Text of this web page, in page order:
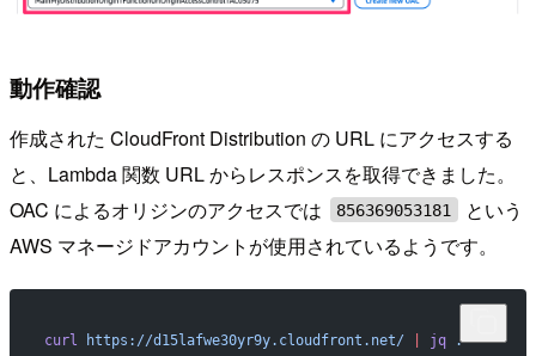
動作確認
作成された CloudFront Distribution の URL にアクセスする
と、Lambda 関数 URL からレスポンスを取得できました。
OAC によるオリジンのアクセスでは
856369053181
という
AWS マネージドアカウントが使用されているようです。
curl https://d15lafwe30yr9y.cloudfront.net/ jq .